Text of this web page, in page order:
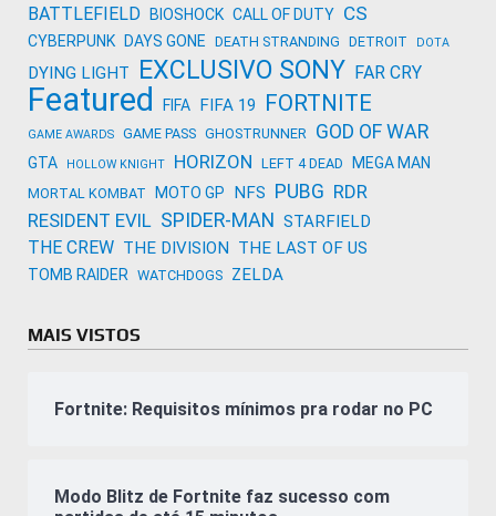
BATTLEFIELD BIOSHOCK CALL OF DUTY CS
CYBERPUNK DAYS GONE DEATH STRANDING DETROIT DOTA
DYING LIGHT EXCLUSIVO SONY FAR CRY
Featured FIFA FIFA 19 FORTNITE
GAME AWARDS GAME PASS GHOSTRUNNER GOD OF WAR
GTA HOLLOW KNIGHT HORIZON LEFT 4 DEAD MEGA MAN
MORTAL KOMBAT MOTO GP NFS PUBG RDR
RESIDENT EVIL SPIDER-MAN STARFIELD
THE CREW THE DIVISION THE LAST OF US
TOMB RAIDER WATCHDOGS ZELDA
MAIS VISTOS
Fortnite: Requisitos mínimos pra rodar no PC
Modo Blitz de Fortnite faz sucesso com